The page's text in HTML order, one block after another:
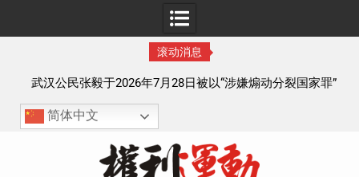
滚动消息
武汉公民张毅于2026年7月28日被以“涉嫌煽动分裂国家罪”
执行逮捕 目前羁押在拉萨市看守所
简体中文